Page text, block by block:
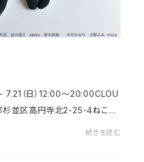
7.21（日）12:00～20:00CLOU
並区高円寺北2-25-4ねこの
続きを読む